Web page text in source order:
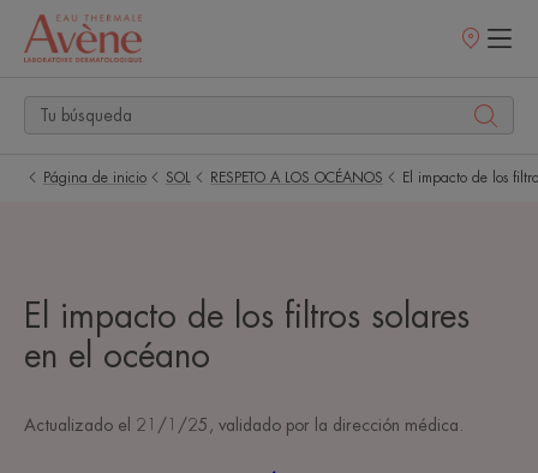
Puntos
Página de inicio SOL RESPETO A LOS OCÉANOS El impacto de los
El impacto de los filtros solares
en el océano
Actualizado el 21/1/25 , validado por la dirección médica